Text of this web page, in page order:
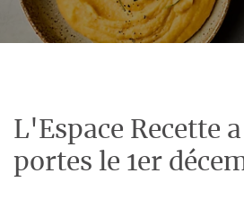
L'Espace Recette
portes le 1er